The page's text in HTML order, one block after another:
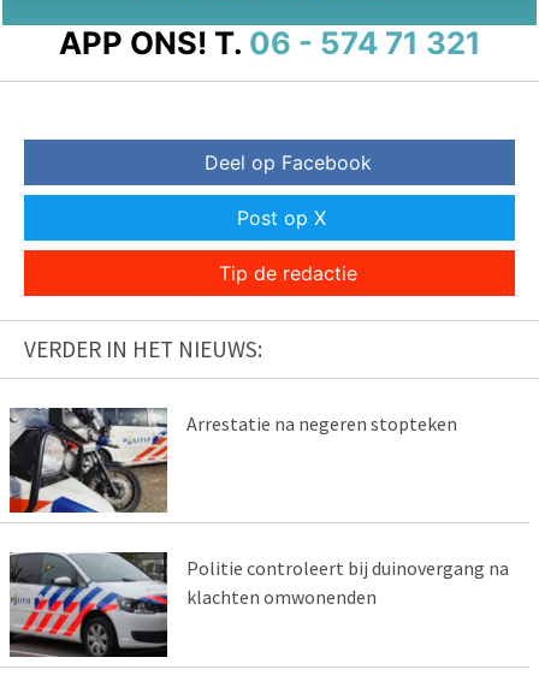
APP ONS! T. 06 - 574 71 321
Deel op Facebook
Post op X
Tip de redactie
VERDER IN HET NIEUWS:
Arrestatie na negeren stopteken
Politie controleert bij duinovergang na
klachten omwonenden